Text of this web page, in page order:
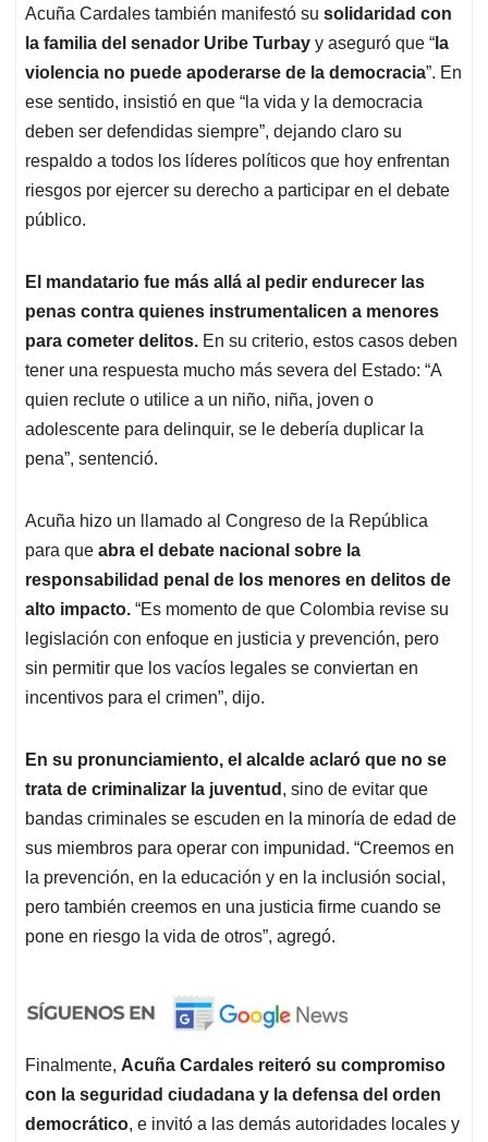
Acuña Cardales también manifestó su solidaridad con
la familia del senador Uribe Turbay y aseguró que “ la
violencia no puede apoderarse de la democracia”. En
ese sentido, insistió en que “la vida y la democracia
deben ser defendidas siempre”, dejando claro su
respaldo a todos los líderes políticos que hoy enfrentan
riesgos por ejercer su derecho a participar en el debate
público.
El mandatario fue más allá al pedir endurecer las
penas contra quienes instrumentalicen a menores
para cometer delitos. En su criterio, estos casos deben
tener una respuesta mucho más severa del Estado: “A
quien reclute o utilice a un niño, niña, joven o
adolescente para delinquir, se le debería duplicar la
pena”, sentenció.
Acuña hizo un llamado al Congreso de la República
para que abra el debate nacional sobre la
responsabilidad penal de los menores en delitos de
alto impacto. “Es momento de que Colombia revise su
legislación con enfoque en justicia y prevención, pero
sin permitir que los vacíos legales se conviertan en
incentivos para el crimen”, dijo.
En su pronunciamiento, el alcalde aclaró que no se
trata de criminalizar la juventud , sino de evitar que
bandas criminales se escuden en la minoría de edad de
sus miembros para operar con impunidad. “Creemos en
la prevención, en la educación y en la inclusión social,
pero también creemos en una justicia firme cuando se
pone en riesgo la vida de otros”, agregó.
Finalmente, Acuña Cardales reiteró su compromiso
con la seguridad ciudadana y la defensa del orden
democrático, e invitó a las demás autoridades locales y